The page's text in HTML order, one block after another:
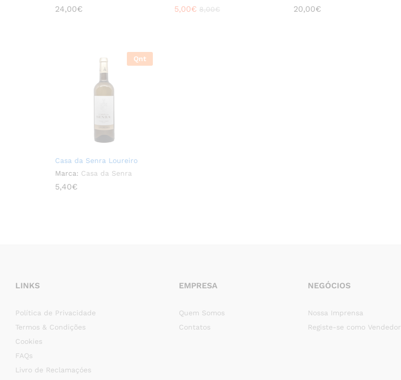
24,00€
24,00€ 5,00€ 8,00€
5,00€ 8,00€ 20,00€
20,00€
Qnt
Casa da Senra Loureiro
Marca: Casa da Senra
5,40€
5,40€
LINKS
Política de Privacidade
Termos & Condições
Cookies
FAQs
Livro de Reclamaçóes
EMPRESA
Quem Somos
Contatos
NEGÓCIOS
Nossa Imprensa
Registe-se como Vendedor